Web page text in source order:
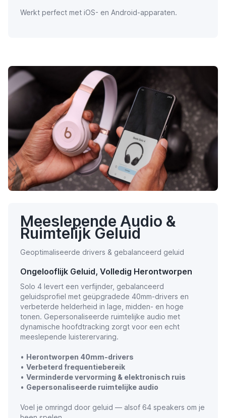
Werkt perfect met iOS- en Android-apparaten.
Meeslepende Audio &
Ruimtelijk Geluid
Geoptimaliseerde drivers & gebalanceerd geluid
Ongelooflijk Geluid, Volledig Herontworpen
Solo 4 levert een verfijnder, gebalanceerd
geluidsprofiel met geüpgradede 40mm-drivers en
verbeterde helderheid in lage, midden- en hoge
tonen. Gepersonaliseerde ruimtelijke audio met
dynamische hoofdtracking zorgt voor een echt
meeslepende luisterervaring.
• Herontworpen 40mm-drivers
• Verbeterd frequentiebereik
• Verminderde vervorming & elektronisch ruis
• Gepersonaliseerde ruimtelijke audio
Voel je omringd door geluid — alsof 64 speakers om je